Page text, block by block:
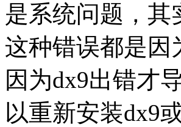
是系统问题，其
这种错误都是因
因为dx9出错才
以重新安装dx9